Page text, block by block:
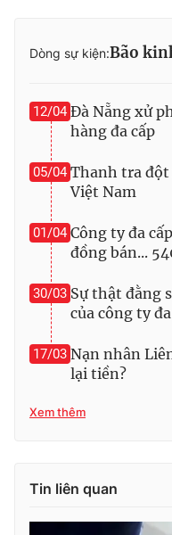
Tư vấn
Emagazine
Photo
Video
VTV Money
VTV Sức khoẻ
Thị trường 24h
VTV4
Liên hệ tòa soạn
Dòng sự kiện:Bão
12/04 Đà Nẵng xử
hàng đa cấp
05/04 Thanh tra đột
Việt Nam
01/04 Công ty đa
đồng bán...
30/03 Sự thật đằng
của công ty
17/03 Nạn nhân
lại tiền?
Xem thêm
Tin liên quan